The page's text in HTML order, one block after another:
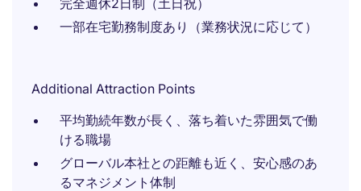
完全週休2日制（土日祝）
一部在宅勤務制度あり（業務状況に応じて）
Additional Attraction Points
平均勤続年数が長く、落ち着いた雰囲気で働
ける職場
グローバル本社との距離も近く、安心感のあ
るマネジメント体制